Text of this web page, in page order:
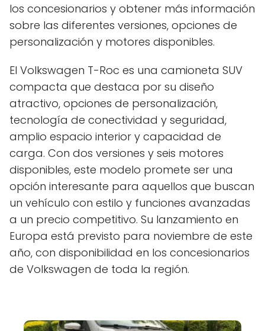
los concesionarios y obtener más información
sobre las diferentes versiones, opciones de
personalización y motores disponibles.
El Volkswagen T-Roc es una camioneta SUV
compacta que destaca por su diseño
atractivo, opciones de personalización,
tecnología de conectividad y seguridad,
amplio espacio interior y capacidad de
carga. Con dos versiones y seis motores
disponibles, este modelo promete ser una
opción interesante para aquellos que buscan
un vehículo con estilo y funciones avanzadas
a un precio competitivo. Su lanzamiento en
Europa está previsto para noviembre de este
año, con disponibilidad en los concesionarios
de Volkswagen de toda la región.